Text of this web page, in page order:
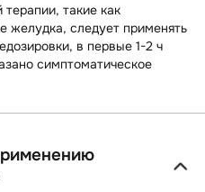
такие как
желудка, следует применять
в первые 1-2 ч
симптоматическое